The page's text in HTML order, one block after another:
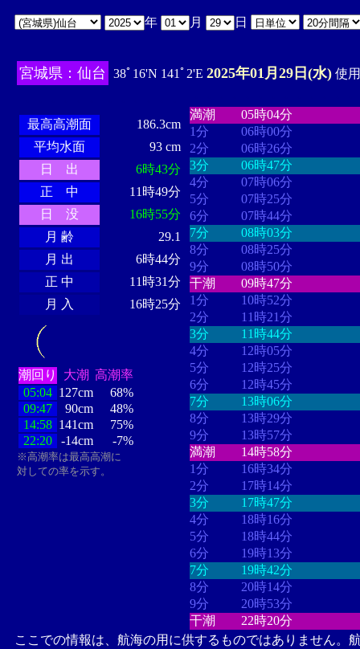
年 月 日
宮城県：仙台 38ﾟ16'N 141ﾟ2'E 2025年01月29日(水) 使
最高高潮面
186.3cm
平均水面
93 cm
日 出
6時43分
正 中
11時49分
日 没
16時55分
月 齢
29.1
月 出
6時44分
正 中
11時31分
月 入
16時25分
潮回り 大潮 高潮率
05:04 127cm
68%
09:47
90cm
48%
14:58 141cm
75%
22:20
-14cm -7%
※高潮率は最高高潮に
対しての率を示す。
満潮
05時04分
1分
06時00分
2分
06時26分
3分
06時47分
4分
07時06分
5分
07時25分
6分
07時44分
7分
08時03分
8分
08時25分
9分
08時50分
干潮
09時47分
1分
10時52分
2分
11時21分
3分
11時44分
4分
12時05分
5分
12時25分
6分
12時45分
7分
13時06分
8分
13時29分
9分
13時57分
満潮
14時58分
1分
16時34分
2分
17時14分
3分
17時47分
4分
18時16分
5分
18時44分
6分
19時13分
7分
19時42分
8分
20時14分
9分
20時53分
干潮
22時20分
ここでの情報は、航海の用に供するものではありません。